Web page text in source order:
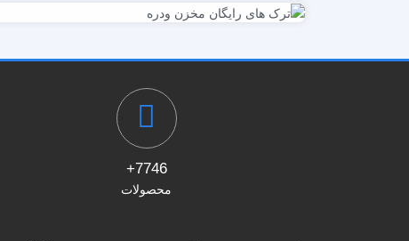
7746+
محصولات